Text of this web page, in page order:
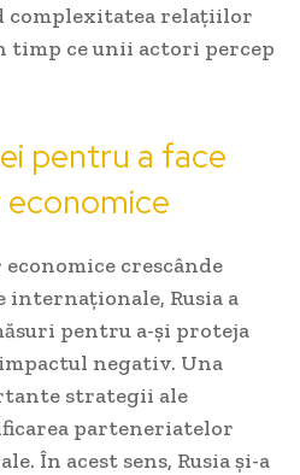
complexitatea relațiilor
timp ce unii actori percep
pentru a face
crescânde
internaționale, Rusia a
pentru a-și proteja
negativ. Una
strategii ale
parteneriatelor
În acest sens, Rusia și-a